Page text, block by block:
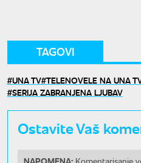
TAGOVI
UNA TV TELENOVELE NA UNA
SERIJA ZABRANJENA LJUBAV
Ostavite Vaš
NAPOMENA: